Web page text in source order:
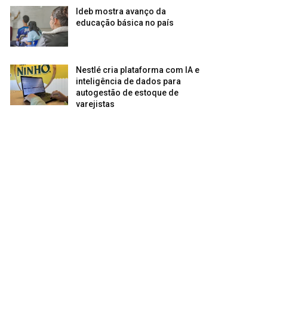
Ideb mostra avanço da
educação básica no país
Nestlé cria plataforma com IA e
inteligência de dados para
autogestão de estoque de
varejistas